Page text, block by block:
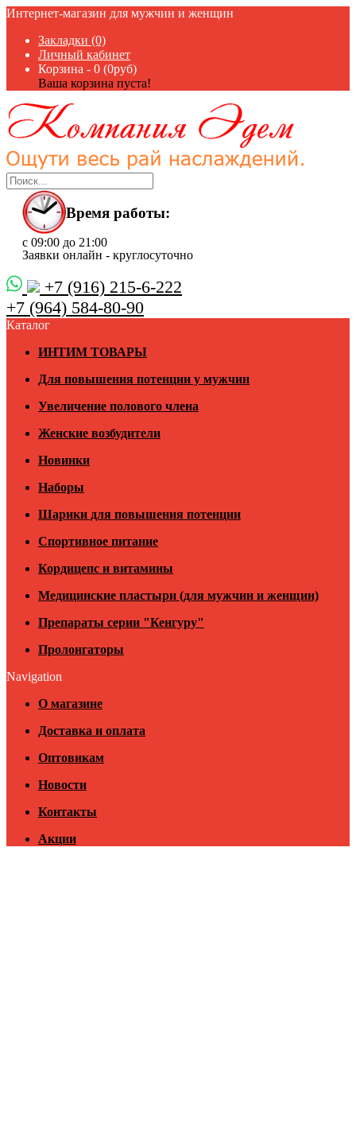
Интернет-магазин для мужчин и женщин
Закладки (0)
Личный кабинет
Корзина - 0 (0руб)
Ваша корзина пуста!
Время работы:
с 09:00 до 21:00
Заявки онлайн - круглосуточно
+7 (916) 215-6-222
+7 (964) 584-80-90
Каталог
ИНТИМ ТОВАРЫ
Для повышения потенции у мужчин
Увеличение полового члена
Женские возбудители
Новинки
Наборы
Шарики для повышения потенции
Спортивное питание
Кордицепс и витамины
Медицинские пластыри (для мужчин и женщин)
Препараты серии "Кенгуру"
Пролонгаторы
Navigation
О магазине
Доставка и оплата
Оптовикам
Новости
Контакты
Акции